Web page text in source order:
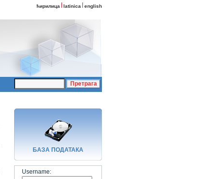
ћирилица latinica english
БАЗA ПОДАТАКА
Username: